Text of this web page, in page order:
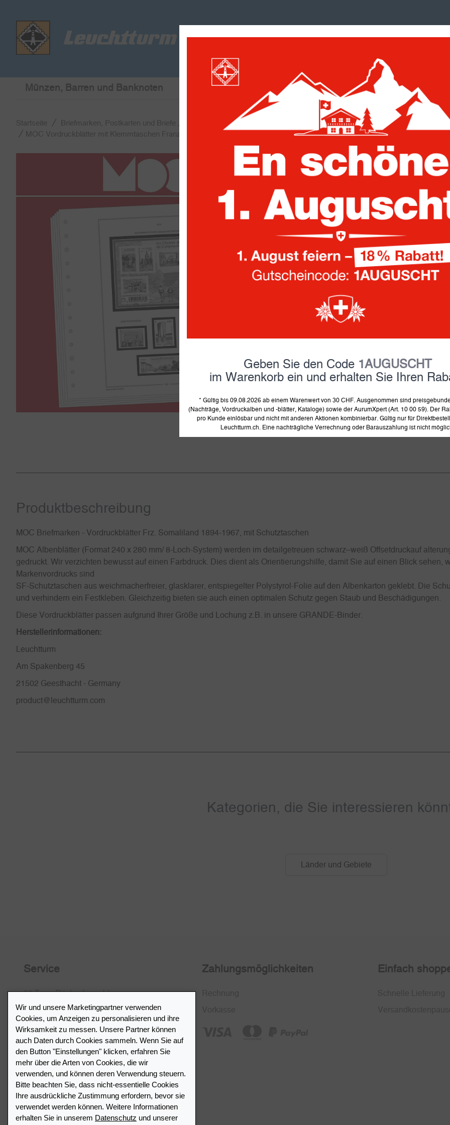
suchen
Münzen, Barren und Banknoten Briefmarken, Postkarten und Briefe Trading Cards
Startseite Briefmarken, Postkarten und Briefe MOC Vordruckalben
MOC Vordruckblätter mit Klemmtaschen Französisch-Somaliland 1894-1967
MOC
Französisch-
Artikelnummer:332190
189.90Fr.
inkl. MwSt und zzgl.Versand
auf Lager, Lieferung in 4-8
Produkt merken
Produkt­beschreibung
MOC Briefmarken - Vordruckblätter Frz. Somaliland 1894-1967, mit Schutztaschen
MOC Albenblätter (Format 240 x 280 mm/ 8-Loch-System) werden im detailgetreuen schwarz–weiß Offsetdruckauf
gedruckt. Wir verzichten bewusst auf einen Farbdruck. Dies dient als Orientierungshilfe, damit Sie auf einen Blick sehen,
Markenvordrucks sind
SF-Schutztaschen aus weichmacherfreier, glasklarer, entspiegelter Polystyrol-Folie auf den Albenkarton geklebt. Die
und verhindern ein Festkleben. Gleichzeitig bieten sie auch einen optimalen Schutz gegen Staub und Beschädigungen.
Diese Vordruckblätter passen aufgrund Ihrer Größe und Lochung z.B. in unsere GRANDE-Binder.
Herstellerinformationen:
Leuchtturm
Am Spakenberg 45
21502 Geesthacht - Germany
product@leuchtturm.com
Kategorien, die Sie interessieren
Länder und Gebiete
Service
30 Tage Rückgaberecht
Kostenlose Rücksendung in CH
SSL-Verschlüsselung
FAQ
Zahlungsmöglichkeiten Einfach
Händlerverzeichnis
Wir und unsere Marketingpartner verwenden
Cookies, um Anzeigen zu personalisieren und ihre
Wirksamkeit zu messen. Unsere Partner können
auch Daten durch Cookies sammeln. Wenn Sie auf
den Button "Einstellungen" klicken, erfahren Sie
mehr über die Arten von Cookies, die wir
verwenden, und können deren Verwendung steuern.
Bitte beachten Sie, dass nicht-essentielle Cookies
Ihre ausdrückliche Zustimmung erfordern, bevor sie
verwendet werden können. Weitere Informationen
erhalten Sie in unserem Datenschutz und unserer
Geben Sie den Code 1AUGUSCHT
im Warenkorb ein und erhalten Sie Ihren
* Gültig bis 09.08.2026 ab einem Warenwert von 30 CHF. Ausgenommen sind
(Nachträge, Vordruckalben und -blätter, Kataloge) sowie der AurumXpert (Art. 10 00 59). Der
pro Kunde einlösbar und nicht mit anderen Aktionen kombinierbar. Gültig nur für
Leuchtturm.ch. Eine nachträgliche Verrechnung oder Barauszahlung ist nicht